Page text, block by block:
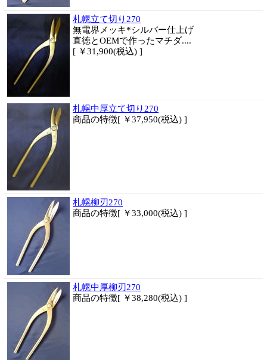
札幌立て切り270
無電界メッキ*シルバー仕上げ
直徳とOEMで作ったマチダ....
[ ￥31,900(税込) ]
札幌中厚立て切り270
商品の特徴[ ￥37,950(税込) ]
札幌柳刃270
商品の特徴[ ￥33,000(税込) ]
札幌中厚柳刃270
商品の特徴[ ￥38,280(税込) ]